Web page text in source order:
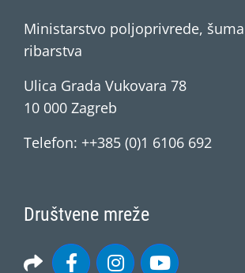
Ministarstvo poljoprivrede,
ribarstva
Ulica Grada Vukovara 78
10 000 Zagreb
Telefon: ++385 (0)1 6106 692
Društvene mreže